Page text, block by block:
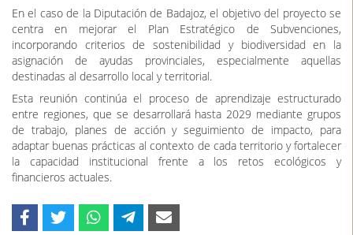
En el caso de la Diputación de Badajoz, el objetivo del proyecto se
centra en mejorar el Plan Estratégico de Subvenciones,
incorporando criterios de sostenibilidad y biodiversidad en la
asignación de ayudas provinciales, especialmente aquellas
destinadas al desarrollo local y territorial.
Esta reunión continúa el proceso de aprendizaje estructurado
entre regiones, que se desarrollará hasta 2029 mediante grupos
de trabajo, planes de acción y seguimiento de impacto, para
adaptar buenas prácticas al contexto de cada territorio y fortalecer
la capacidad institucional frente a los retos ecológicos y
financieros actuales.